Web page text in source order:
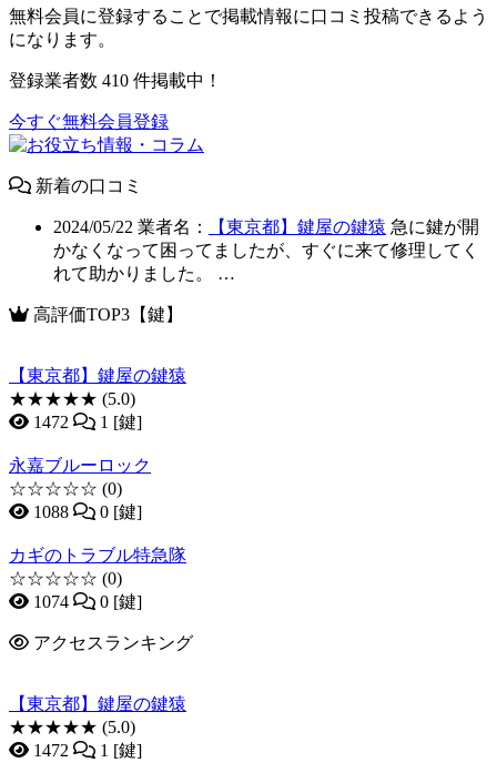
無料会員に登録することで掲載情報に口コミ投稿できるよう
になります。
登録業者数 410 件掲載中！
今すぐ無料会員登録
新着の口コミ
2024/05/22 業者名： 【東京都】鍵屋の鍵猿 急に鍵が開
かなくなって困ってましたが、すぐに来て修理してく
れて助かりました。 …
高評価TOP3【鍵】
【東京都】鍵屋の鍵猿
★★★★★ (5.0)
1472
1 [鍵]
永嘉ブルーロック
☆☆☆☆☆ (0)
1088
0 [鍵]
カギのトラブル特急隊
☆☆☆☆☆ (0)
1074
0 [鍵]
アクセスランキング
【東京都】鍵屋の鍵猿
★★★★★ (5.0)
1472
1 [鍵]